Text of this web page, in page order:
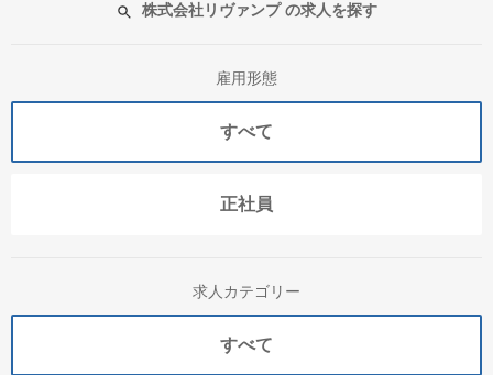
株式会社リヴァンプ の求人を探す
雇用形態
すべて
正社員
求人カテゴリー
すべて